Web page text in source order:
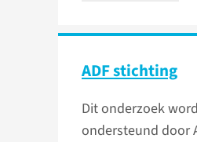
ADF stichting
Dit onderzoek
ondersteund door